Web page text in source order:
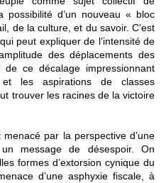
possibilité d’un nouveau « bloc
de la culture, et du savoir. C’est
peut expliquer de l’intensité de
des déplacements des
ce décalage impressionnant
les aspirations de classes
trouver les racines de la victoire
par la perspective d’une
message de désespoir. On
formes d’extorsion cynique du
d’une asphyxie fiscale, à